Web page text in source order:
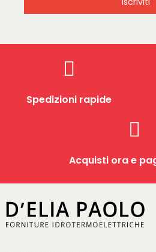
Spedizioni rapide
Acquisti ora e